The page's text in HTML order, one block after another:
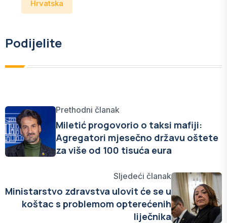
Hrvatska
Podijelite
Prethodni članak
Miletić progovorio o taksi mafiji:
Agregatori mjesečno državu oštete
za više od 100 tisuća eura
Sljedeći članak
Ministarstvo zdravstva ulovit će se u
koštac s problemom opterećenih
liječnika